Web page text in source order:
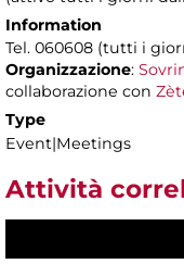
Information
Tel. 060608 (tutti i
Organizzazione:
collaborazione con
Type
Event|Meetings
Attività